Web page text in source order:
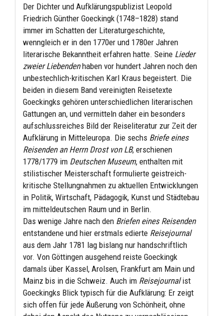
Der Dichter und Aufklärungspublizist Leopold
Friedrich Günther Goeckingk (1748–1828) stand
immer im Schatten der Literaturgeschichte,
wenngleich er in den 1770er und 1780er Jahren
literarische Bekanntheit erfahren hatte. Seine Lieder
zweier Liebendenhaben vor hundert Jahren noch den
unbestechlich-kritischen Karl Kraus begeistert. Die
beiden in diesem Band vereinigten Reisetexte
Goeckingks gehören unterschiedlichen literarischen
Gattungen an, und vermitteln daher ein besonders
aufschlussreiches Bild der Reiseliteratur zur Zeit der
Aufklärung in Mitteleuropa. Die sechs Briefe eines
Reisenden an Herrn Drost von LB, erschienen
1778/1779 im Deutschen Museum, enthalten mit
stilistischer Meisterschaft formulierte geistreich-
kritische Stellungnahmen zu aktuellen Entwicklungen
in Politik, Wirtschaft, Pädagogik, Kunst und Städtebau
im mitteldeutschen Raum und in Berlin.
Das wenige Jahre nach den Briefen eines Reisenden
entstandene und hier erstmals edierte Reisejournal
aus dem Jahr 1781 lag bislang nur handschriftlich
vor. Von Göttingen ausgehend reiste Goeckingk
damals über Kassel, Arolsen, Frankfurt am Main und
Mainz bis in die Schweiz. Auch im Reisejournalist
Goeckingks Blick typisch für die Aufklärung: Er zeigt
sich offen für jede Äußerung von Schönheit, ohne